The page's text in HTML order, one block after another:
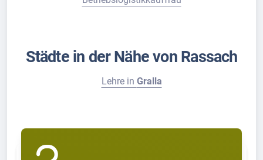
Städte in der Nähe von Rassach
Lehre in Gralla